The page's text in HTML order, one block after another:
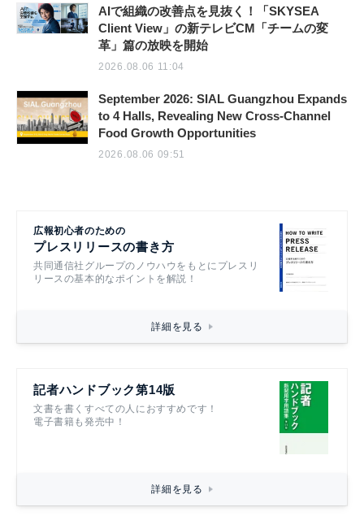
AIで組織の改善点を見抜く！「SKYSEA
Client View」の新テレビCM「チームの変
革」篇の放映を開始
2026.08.06 11:04
September 2026: SIAL Guangzhou Expands
to 4 Halls, Revealing New Cross-Channel
Food Growth Opportunities
2026.08.06 09:51
広報初心者のための
プレスリリースの書き方
共同通信社グループのノウハウをもとにプレスリ
リースの基本的なポイントを解説！
詳細を見る
記者ハンドブック第14版
文書を書くすべての人におすすめです！
電子書籍も発売中！
詳細を見る